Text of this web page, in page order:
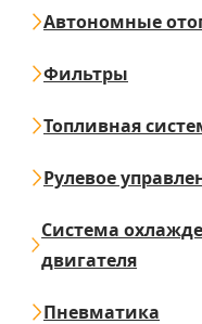
Автономные
Фильтры
Топливная
Рулевое
Система
двигателя
Пневматика